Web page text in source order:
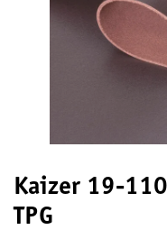
Kaizer 19-
TPG